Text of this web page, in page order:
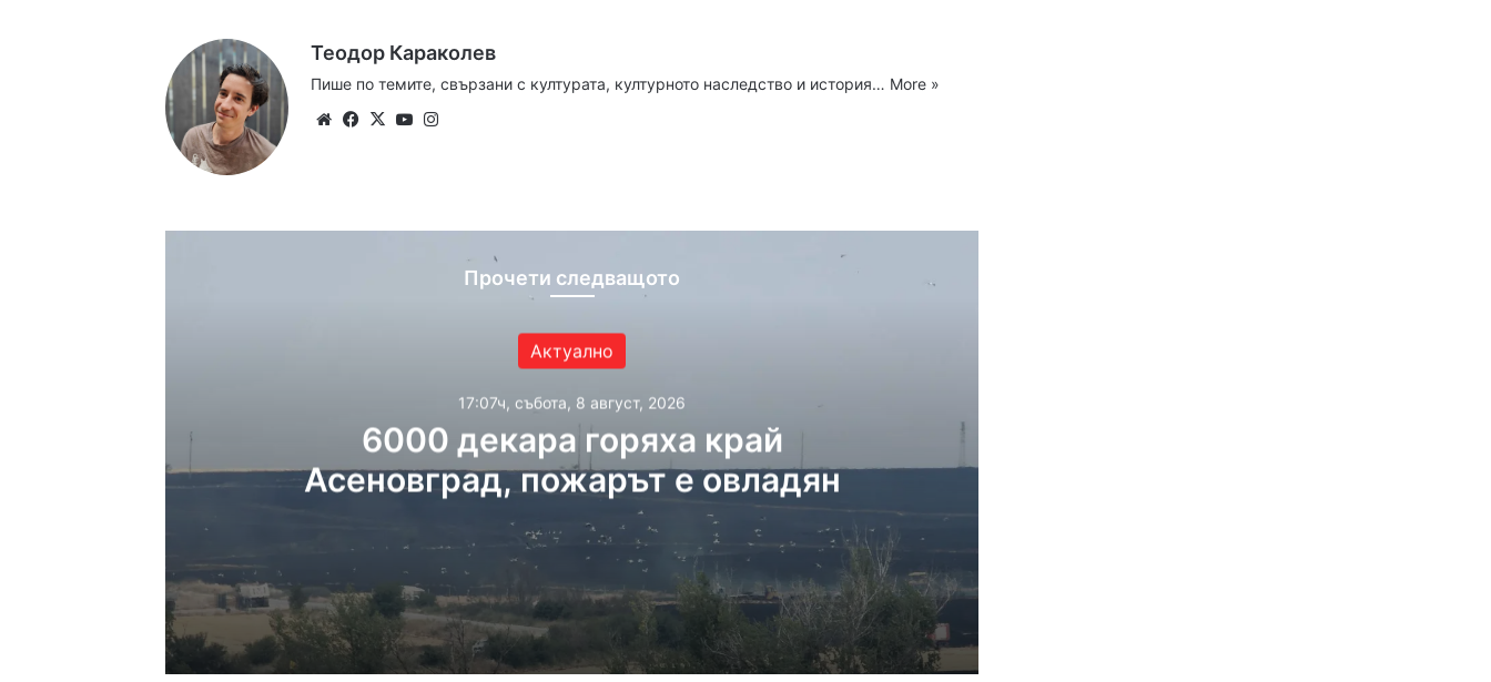
Теодор Караколев
Пише по темите, свързани с културата, културното наследство и история… More »
WebsiteFacebook
X YouTube
Прочети следващото
Актуално
17:07ч, събота, 8 август, 2026
6000 декара горяха край
Асеновград, пожарът е овладян
17:07ч, събота, 8 август, 2026
6000 декара горяха край Асеновград, пожарът е овладян